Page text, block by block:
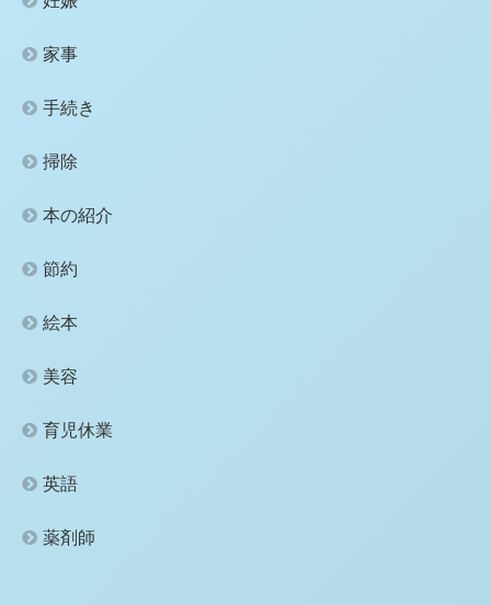
家事
手続き
掃除
本の紹介
節約
絵本
美容
育児休業
英語
薬剤師